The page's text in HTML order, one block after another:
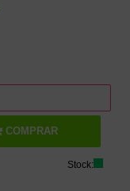
COMPRAR
Stock: